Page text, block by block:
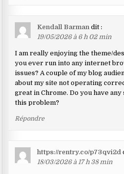
Kendall Barman dit :
19/05/2026 à 6 h 02 min
I am really enjoying the theme/
you ever run into any internet
issues? A couple of my blog
about my site not operating
great in Chrome. Do you have
this problem?
Répondre
https://rentry.co/p73qvi2d
18/03/2026 à 17 h 38 min